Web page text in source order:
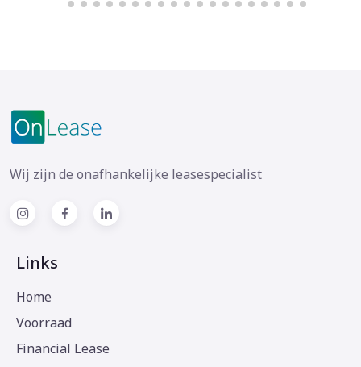
Wij zijn de onafhankelijke leasespecialist
Links
Home
Voorraad
Financial Lease